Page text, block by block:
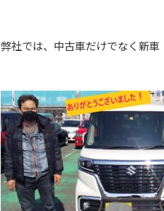
弊社では、中古車だけでなく新